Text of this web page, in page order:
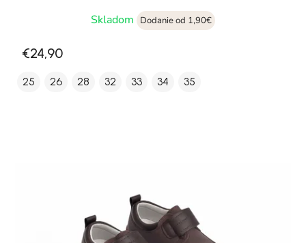
Skladom
Dodanie od 1,90€
€24,90
25 26 28 32 33 34 35